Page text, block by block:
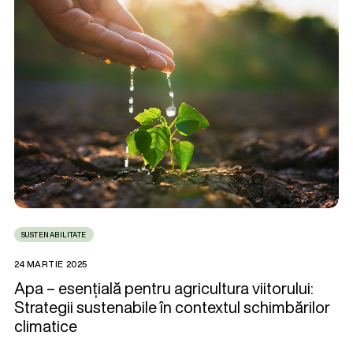
SUSTENABILITATE
24 MARTIE 2025
Apa – esențială pentru agricultura viitorului:
Strategii sustenabile în contextul schimbărilor
climatice